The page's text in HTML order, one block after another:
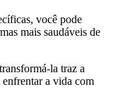
você pode
mais saudáveis de
la traz a
a vida com